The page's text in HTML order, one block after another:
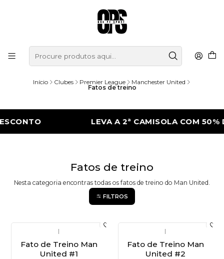
Início Clubes Premier League Manchester United
Fatos de treino
LEVA A 2ª CAMISOLA COM 50%
Fatos de treino
Nesta categoria encontras todas os fatos de treino do Man United.
FILTROS
|
Fato de Treino Man
United #1
|
Fato de Treino Man
United #2